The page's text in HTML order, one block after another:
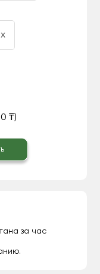
₸)
за час